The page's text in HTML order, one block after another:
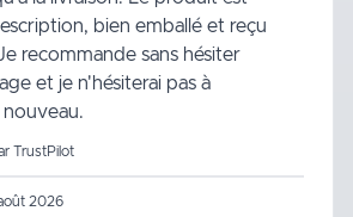
bien emballé et reçu
recommande sans hésiter
et je n'hésiterai pas à
TrustPilot
2026